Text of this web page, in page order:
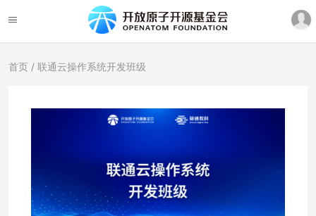
首页 / 联通云操作系统开发班级